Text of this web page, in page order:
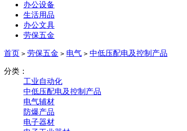
办公设备
生活用品
办公文具
劳保五金
首页 > 劳保五金 > 电气 > 中低压配电及控制产品
分类：
工业自动化
中低压配电及控制产品
电气辅材
防爆产品
电子器材